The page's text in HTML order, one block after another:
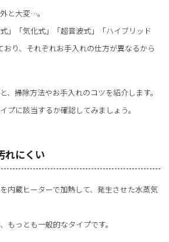
と大変…。
」「気化式」「超音波式」「ハイブリッド
おり、それぞれお手入れの仕方が異なるから
、掃除方法やお手入れのコツを紹介します。
プに該当するか確認してみましょう。
れにくい
内蔵ヒーターで加熱して、発生させた水蒸気
もっとも一般的なタイプです。